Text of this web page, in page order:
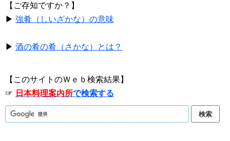
【ご存知ですか？】
▶ 強肴（しいざかな）の意味
▶ 酒の肴の肴（さかな）とは？
【このサイトのＷｅｂ検索結果】
☞ 日本料理案内所で検索する